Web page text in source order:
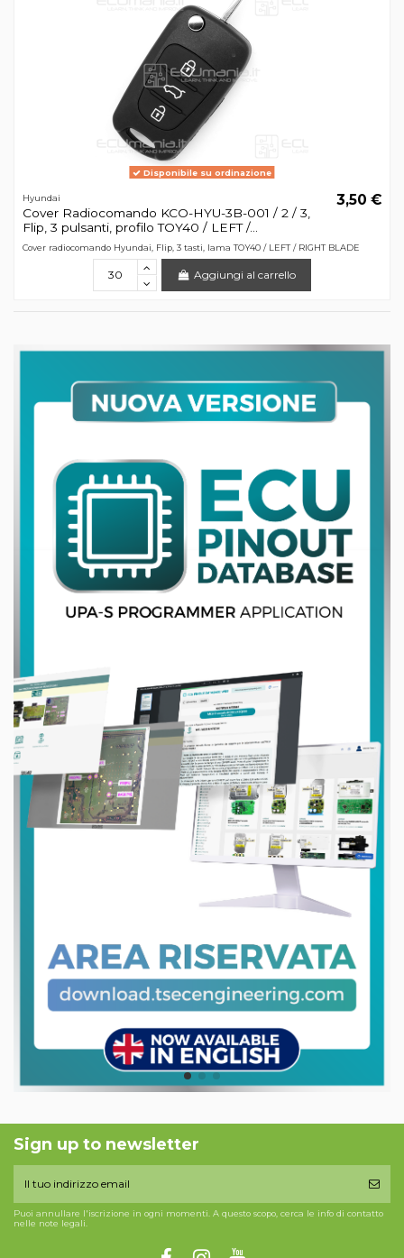
Disponibile su ordinazione
Hyundai
Cover Radiocomando KCO-HYU-3B-001 / 2 / 3,
Flip, 3 pulsanti, profilo TOY40 / LEFT /...
3,50 €
Cover radiocomando Hyundai, Flip, 3 tasti, lama TOY40 / LEFT / RIGHT BLADE
Aggiungi al carrello
Sign up to newsletter
Puoi annullare l'iscrizione in ogni momenti. A questo scopo, cerca le info di contatto
nelle note legali.